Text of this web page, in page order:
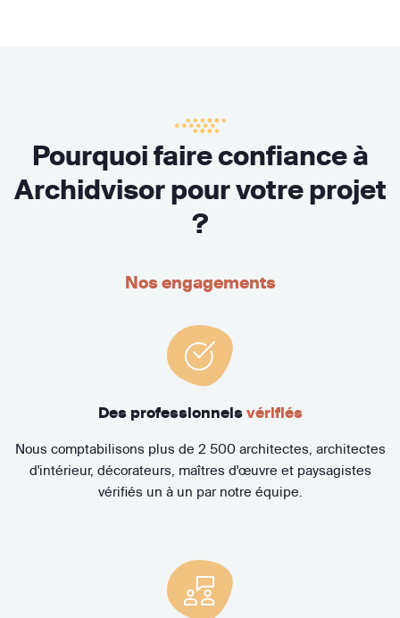
Pourquoi faire confiance à
Archidvisor pour votre projet
?
Nos engagements
Des professionnels vérifiés
Nous comptabilisons plus de 2 500 architectes, architectes
d'intérieur, décorateurs, maîtres d'œuvre et paysagistes
vérifiés un à un par notre équipe.